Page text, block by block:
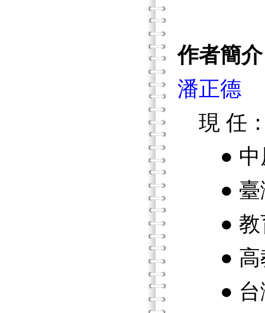
作者簡介
潘正德
現 任
● 中原
● 臺灣
● 教育
● 高教
● 台灣